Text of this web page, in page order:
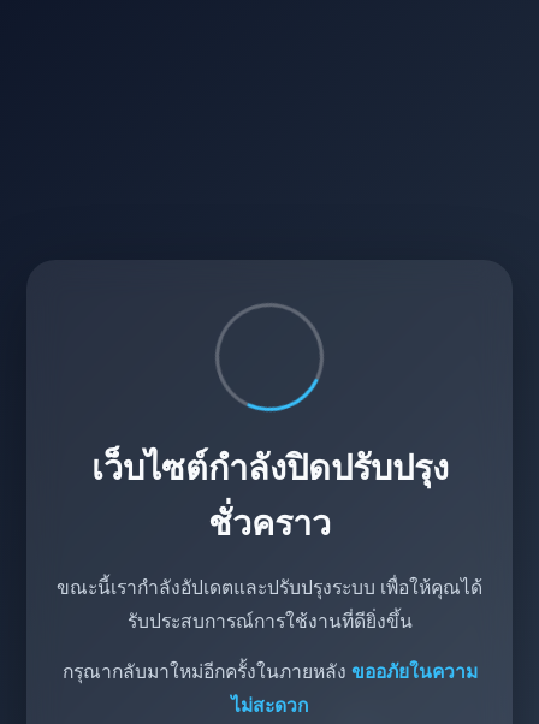
เว็บไซต์กำลังปิดปรับปรุง
ชั่วคราว
ขณะนี้เรากำลังอัปเดตและปรับปรุงระบบ เพื่อให้คุณได้
รับประสบการณ์การใช้งานที่ดียิ่งขึ้น
กรุณากลับมาใหม่อีกครั้งในภายหลัง ขออภัยในความ
ไม่สะดวก